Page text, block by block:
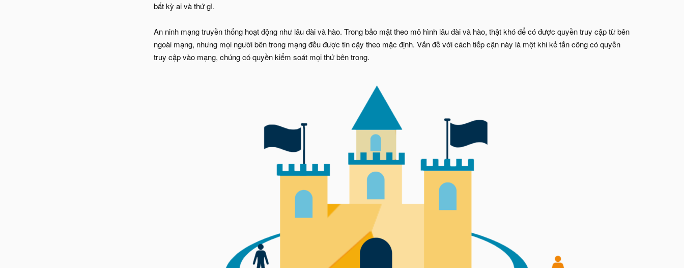
bất kỳ ai và thứ gì.
An ninh mạng truyền thống hoạt động như lâu đài và hào. Trong bảo mật theo mô hình lâu đài và hào, thật khó để có được quyền truy cập từ bên
ngoài mạng, nhưng mọi người bên trong mạng đều được tin cậy theo mặc định. Vấn đề với cách tiếp cận này là một khi kẻ tấn công có quyền
truy cập vào mạng, chúng có quyền kiểm soát mọi thứ bên trong.